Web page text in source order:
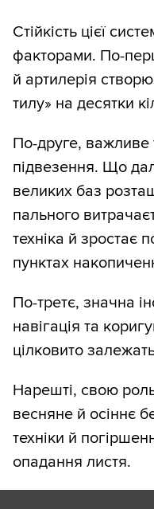
Стійкість цієї
факторами. По-
й артилерія
тилу» на десятки
По-друге, важливе
підвезення. Що
великих баз
пального
техніка й зростає
пунктах
По-третє, значна
навігація та
цілковито
Нарешті, свою роль
весняне й осіннє
техніки й
опадання листя.